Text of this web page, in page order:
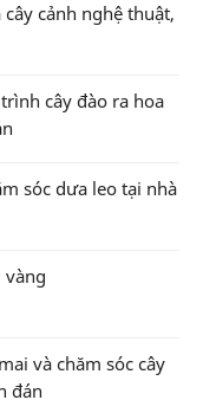
cây cảnh nghệ thuật,
cây đào ra hoa
sóc dưa leo tại nhà
vàng
và chăm sóc cây
đán